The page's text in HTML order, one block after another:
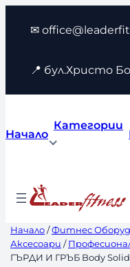
съдържанието
✉
📍 бул.Христо
Начало
Категории
Начало/Фитнес
Аксесоари /
ГЪРДИ И ГРЪБ Body Solid